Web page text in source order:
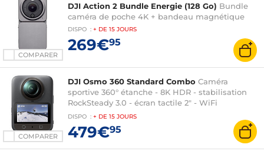
COMPARER
DJI Action 2 Bundle Energie (128 Go) Bundle
caméra de poche 4K + bandeau magnétique
DISPO : + DE 15 JOURS
269€95
COMPARER
DJI Osmo 360 Standard Combo Caméra
sportive 360° étanche - 8K HDR - stabilisation
RockSteady 3.0 - écran tactile 2" - WiFi
6.0/Bluetooth 5.1 - batterie 1950 mAh
DISPO : + DE 15 JOURS
479€95